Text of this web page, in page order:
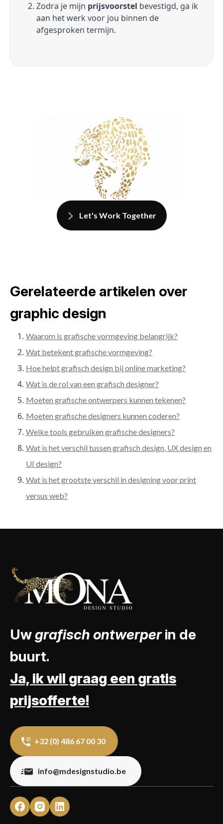
Zodra je mijn prijsvoorstel bevestigd, ga ik
aan het werk voor jou binnen de
afgesproken termijn.
Let's Work Together
Gerelateerde artikelen over
graphic design
Waarom is grafische vormgeving belangrijk?
Wat betekent grafische vormgeving?
Hoe helpt grafisch design bij online marketing?
Wat is de rol van een grafisch designer?
Moeten grafische ontwerpers kunnen tekenen?
Moeten grafische designers kunnen coderen?
Welke tools gebruiken grafische designers?
Wat is het verschil tussen grafisch design, UX design en
UI design?
Wat is het grootste verschil in designing voor print
versus web?
Uwgrafisch ontwerperin de
buurt.
Ja, ik wil graag een gratis
prijsofferte!
+32 (0) 486 67 00 30
info@mdesignstudio.be